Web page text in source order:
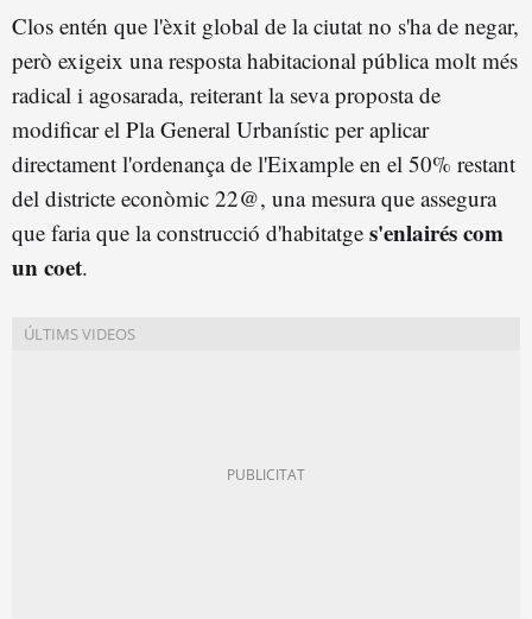
Clos entén que l'èxit global de la ciutat no s'ha de negar,
però exigeix una resposta habitacional pública molt més
radical i agosarada, reiterant la seva proposta de
modificar el Pla General Urbanístic per aplicar
directament l'ordenança de l'Eixample en el 50% restant
del districte econòmic 22@, una mesura que assegura
que faria que la construcció d'habitatge s'enlairés com
un coet.